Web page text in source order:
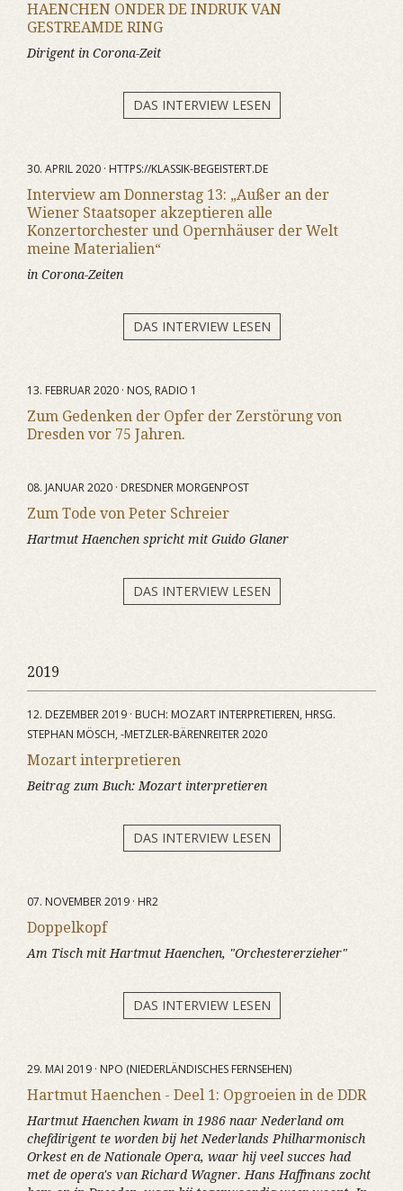
HAENCHEN ONDER DE INDRUK VAN
GESTREAMDE RING
Dirigent in Corona-Zeit
DAS INTERVIEW LESEN
30. APRIL 2020 · HTTPS://KLASSIK-BEGEISTERT.DE
Interview am Donnerstag 13: „Außer an der
Wiener Staatsoper akzeptieren alle
Konzertorchester und Opernhäuser der Welt
meine Materialien“
in Corona-Zeiten
DAS INTERVIEW LESEN
13. FEBRUAR 2020 · NOS, RADIO 1
Zum Gedenken der Opfer der Zerstörung von
Dresden vor 75 Jahren.
08. JANUAR 2020 · DRESDNER MORGENPOST
Zum Tode von Peter Schreier
Hartmut Haenchen spricht mit Guido Glaner
DAS INTERVIEW LESEN
2019
12. DEZEMBER 2019 · BUCH: MOZART INTERPRETIEREN, HRSG.
STEPHAN MÖSCH, -METZLER-BÄRENREITER 2020
Mozart interpretieren
Beitrag zum Buch: Mozart interpretieren
DAS INTERVIEW LESEN
07. NOVEMBER 2019 · HR2
Doppelkopf
Am Tisch mit Hartmut Haenchen, "Orchestererzieher"
DAS INTERVIEW LESEN
29. MAI 2019 · NPO (NIEDERLÄNDISCHES FERNSEHEN)
Hartmut Haenchen - Deel 1: Opgroeien in de DDR
Hartmut Haenchen kwam in 1986 naar Nederland om
chefdirigent te worden bij het Nederlands Philharmonisch
Orkest en de Nationale Opera, waar hij veel succes had
met de opera's van Richard Wagner. Hans Haffmans zocht